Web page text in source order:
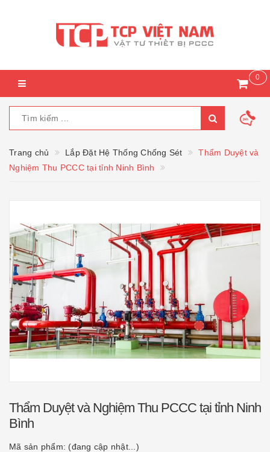
0
Trang chủ Lắp Đặt Hệ Thống Chống Sét
Thẩm Duyệt và
Nghiệm Thu PCCC tại tỉnh Ninh Bình
Thẩm Duyệt và Nghiệm Thu PCCC tại tỉnh Ninh
Bình
Mã sản phẩm: (đang cập nhật...)